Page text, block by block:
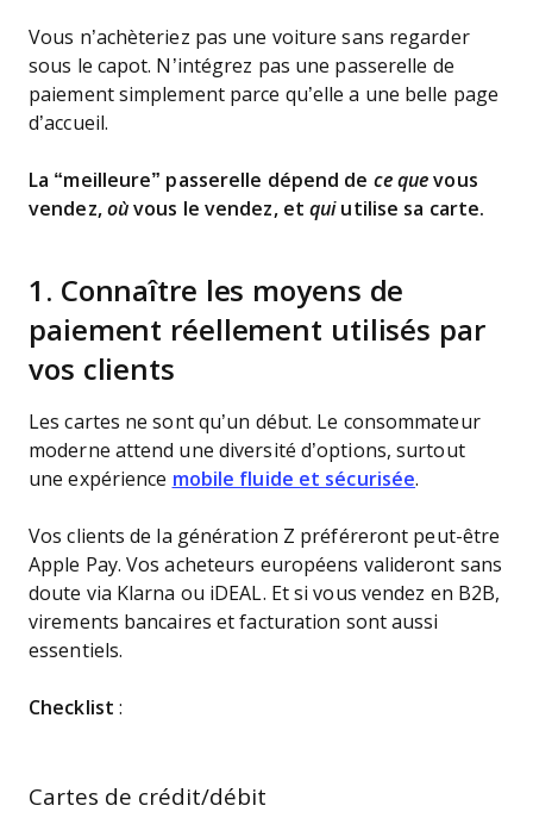
Vous n’achèteriez pas une voiture sans regarder
sous le capot. N’intégrez pas une passerelle de
paiement simplement parce qu’elle a une belle page
d’accueil.
La “meilleure” passerelle dépend de ce que vous
vendez, où vous le vendez, etquiutilise sa carte.
1. Connaître les moyens de
paiement réellement utilisés par
vos clients
Les cartes ne sont qu’un début. Le consommateur
moderne attend une diversité d’options, surtout
une expérience mobile fluide et sécurisée.
Vos clients de la génération Z préféreront peut-être
Apple Pay. Vos acheteurs européens valideront sans
doute via Klarna ou iDEAL. Et si vous vendez en B2B,
virements bancaires et facturation sont aussi
essentiels.
Checklist :
Cartes de crédit/débit